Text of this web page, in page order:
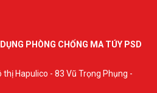
PHÒNG CHỐNG MA TÚY PSD
thị Hapulico - 83 Vũ Trọng Phụng -